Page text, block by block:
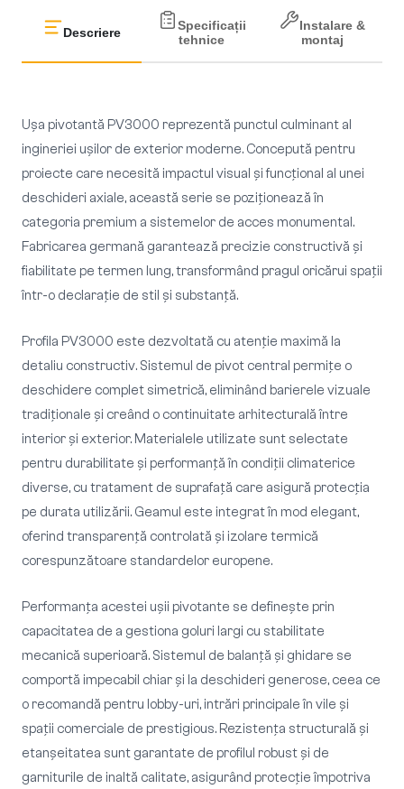
Descriere
Specificații
tehnice
Instalare &
montaj
Ușa pivotantă PV3000 reprezentă punctul culminant al
ingineriei ușilor de exterior moderne. Concepută pentru
proiecte care necesită impactul visual și funcțional al unei
deschideri axiale, această serie se poziționează în
categoria premium a sistemelor de acces monumental.
Fabricarea germană garantează precizie constructivă și
fiabilitate pe termen lung, transformând pragul oricărui spații
într-o declarație de stil și substanță.
Profila PV3000 este dezvoltată cu atenție maximă la
detaliu constructiv. Sistemul de pivot central permițe o
deschidere complet simetrică, eliminând barierele vizuale
tradiționale și creând o continuitate arhitecturală între
interior și exterior. Materialele utilizate sunt selectate
pentru durabilitate și performanță în condiții climaterice
diverse, cu tratament de suprafață care asigură protecția
pe durata utilizării. Geamul este integrat în mod elegant,
oferind transparență controlată și izolare termică
corespunzătoare standardelor europene.
Performanța acestei ușii pivotante se definește prin
capacitatea de a gestiona goluri largi cu stabilitate
mecanică superioară. Sistemul de balanță și ghidare se
comportă impecabil chiar și la deschideri generose, ceea ce
o recomandă pentru lobby-uri, intrări principale în vile și
spații comerciale de prestigious. Rezistența structurală și
etanșeitatea sunt garantate de profilul robust și de
garniturile de inaltă calitate, asigurând protecție împotriva